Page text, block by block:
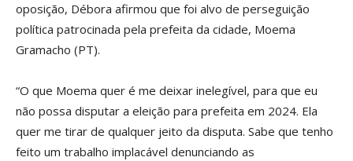
oposição, Débora afirmou que foi alvo de perseguição
política patrocinada pela prefeita da cidade, Moema
Gramacho (PT).
“O que Moema quer é me deixar inelegível, para que eu
não possa disputar a eleição para prefeita em 2024. Ela
quer me tirar de qualquer jeito da disputa. Sabe que tenho
feito um trabalho implacável denunciando as